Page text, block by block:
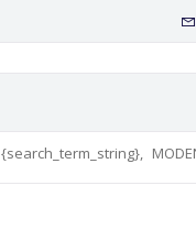
{search_term_string},